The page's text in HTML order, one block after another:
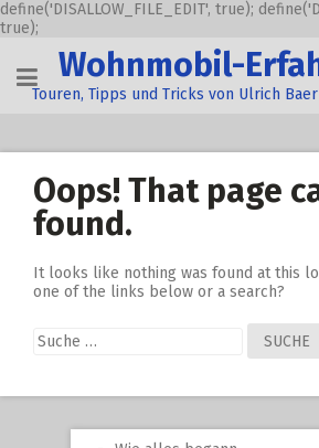
define('DISALLOW_FILE_EDIT', true);
true);
content
Wohnmobil-
Touren, Tipps und Tricks von Ulrich
Oops! That page
found.
It looks like nothing was found at this
one of the links below or a search?
Suche
nach: